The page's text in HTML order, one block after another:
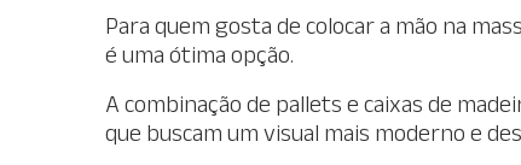
Para quem gosta de colocar a mão na
é uma ótima opção.
A combinação de pallets e caixas de
que buscam um visual mais moderno e